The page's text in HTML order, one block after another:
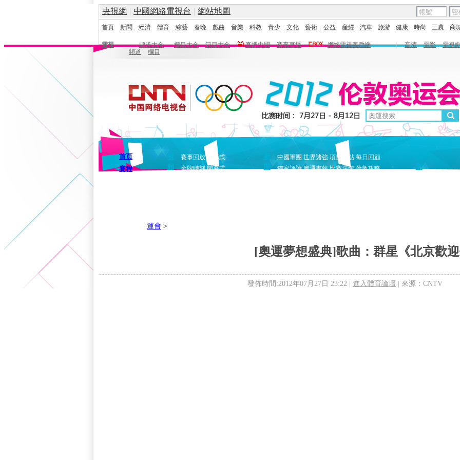
央視網 | 中國網絡電視台 | 網站地圖
首頁 新聞 經濟 體育 綜藝 春晚 戲曲 音樂 科教 青少 文化 藝術 公益 産經 汽車 旅游 健康 時尚 三農 商
電視 頻道大全 欄目大全 節目大全 直播中國 賽事直播 網絡電視客戶端 | 高清 電影
電視
頻道
欄目
首頁
賽程
頻
賽事回放
開幕式
金牌時刻 閉幕式
中國軍團 世界諸強 項目盤點 每日回顧
獨家評論 奧運畫報 比賽場館 倫敦攻略
創
運會 >
[奧運夢想盛典]歌曲：群星《北京歡
發佈時間:2012年07月27日 23:22 | 進入體育論壇 | 來源：CNTV